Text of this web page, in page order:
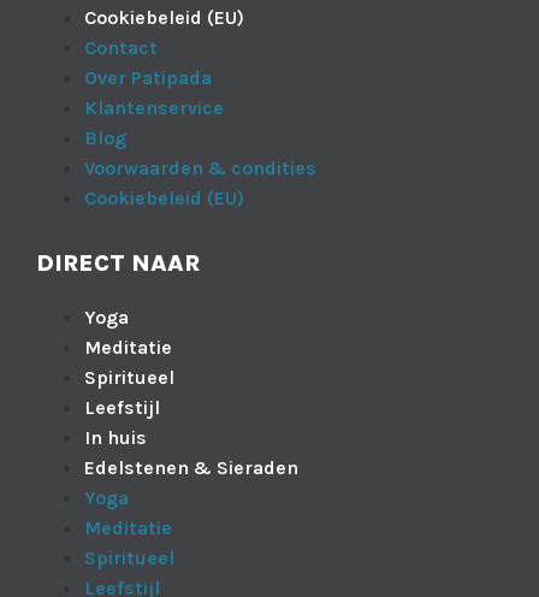
Cookiebeleid (EU)
Contact
Over Patipada
Klantenservice
Blog
Voorwaarden & condities
Cookiebeleid (EU)
DIRECT NAAR
Yoga
Meditatie
Spiritueel
Leefstijl
In huis
Edelstenen & Sieraden
Yoga
Meditatie
Spiritueel
Leefstijl